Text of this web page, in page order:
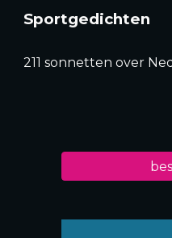
Sportgedichten
211 sonnetten over